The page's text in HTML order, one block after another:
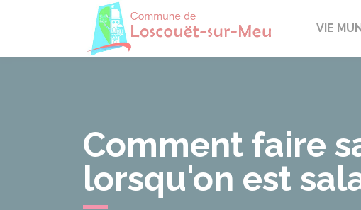
Loscouët-
VIE
Comment faire
lorsqu'on est